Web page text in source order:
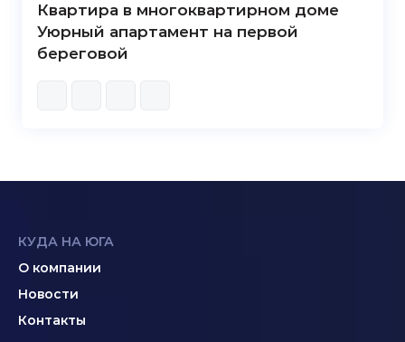
Квартира в многоквартирном доме
Уюрный апартамент на первой
береговой
КУДА НА ЮГА
О компании
Новости
Контакты